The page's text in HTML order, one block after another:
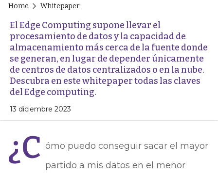
Home Whitepaper
El Edge Computing supone llevar el
procesamiento de datos y la capacidad de
almacenamiento más cerca de la fuente donde
se generan, en lugar de depender únicamente
de centros de datos centralizados o en la nube.
Descubra en este whitepaper todas las claves
del Edge computing.
13 diciembre 2023
¿C ómo puedo conseguir sacar el mayor
partido a mis datos en el menor